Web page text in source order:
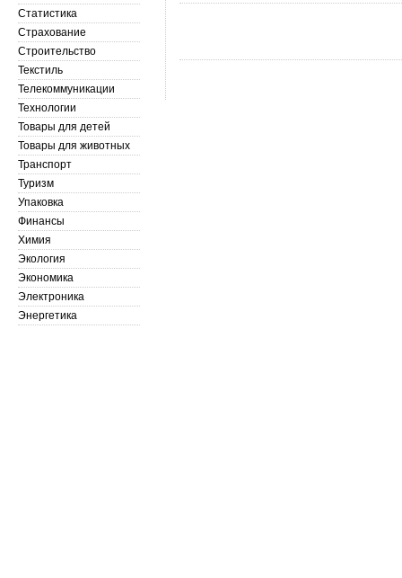
Статистика
Страхование
Строительство
Текстиль
Телекоммуникации
Технологии
Товары для детей
Товары для животных
Транспорт
Туризм
Упаковка
Финансы
Химия
Экология
Экономика
Электроника
Энергетика